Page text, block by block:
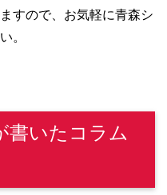
すので、お気軽に青森シ
。
書いたコラム